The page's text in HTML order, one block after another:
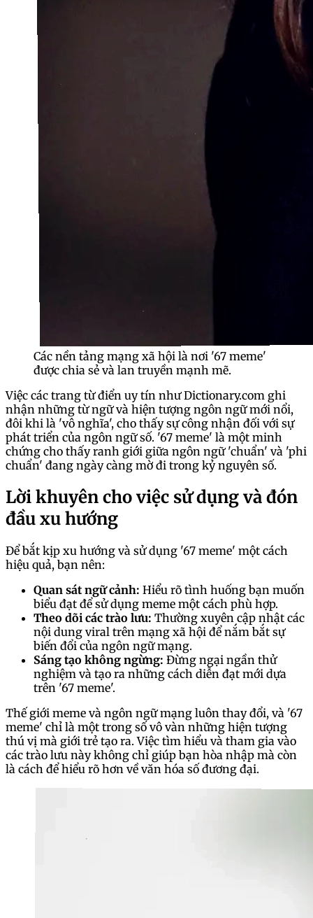
Các nền tảng mạng xã hội là nơi '67 meme'
được chia sẻ và lan truyền mạnh mẽ.
Việc các trang từ điển uy tín như Dictionary.com ghi
nhận những từ ngữ và hiện tượng ngôn ngữ mới nổi,
đôi khi là 'vô nghĩa', cho thấy sự công nhận đối với sự
phát triển của ngôn ngữ số. '67 meme' là một minh
chứng cho thấy ranh giới giữa ngôn ngữ 'chuẩn' và 'phi
chuẩn' đang ngày càng mờ đi trong kỷ nguyên số.
Lời khuyên cho việc sử dụng và đón
đầu xu hướng
Để bắt kịp xu hướng và sử dụng '67 meme' một cách
hiệu quả, bạn nên:
Quan sát ngữ cảnh: Hiểu rõ tình huống bạn muốn
biểu đạt để sử dụng meme một cách phù hợp.
Theo dõi các trào lưu: Thường xuyên cập nhật các
nội dung viral trên mạng xã hội để nắm bắt sự
biến đổi của ngôn ngữ mạng.
Sáng tạo không ngừng: Đừng ngại ngần thử
nghiệm và tạo ra những cách diễn đạt mới dựa
trên '67 meme'.
Thế giới meme và ngôn ngữ mạng luôn thay đổi, và '67
meme' chỉ là một trong số vô vàn những hiện tượng
thú vị mà giới trẻ tạo ra. Việc tìm hiểu và tham gia vào
các trào lưu này không chỉ giúp bạn hòa nhập mà còn
là cách để hiểu rõ hơn về văn hóa số đương đại.